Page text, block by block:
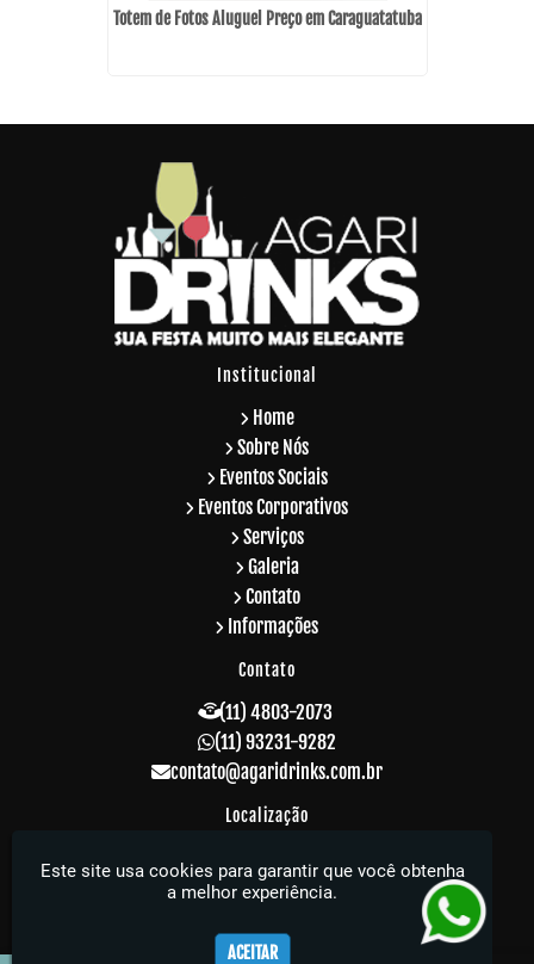
Totem de Fotos Aluguel Preço em Caraguatatuba
Institucional
Home
Sobre Nós
Eventos Sociais
Eventos Corporativos
Serviços
Galeria
Contato
Informações
Contato
(11) 4803-2073
(11) 93231-9282
contato@agaridrinks.com.br
Localização
R. Acre, 229 - Vila Rosalia - Guarulhos / SP -
CEP: 07064-010
Agari Drinks - Sua festa muito mais elegante
Este site usa cookies para garantir que você obtenha
a melhor experiência.
ACEITAR